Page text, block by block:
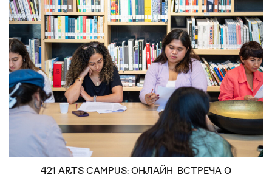
421 ARTS CAMPUS: ОНЛАЙН-ВСТРЕЧА О